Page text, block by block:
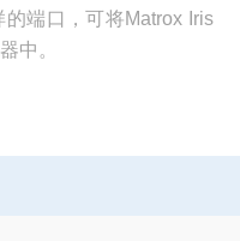
端口，可将Matrox Iris
中。